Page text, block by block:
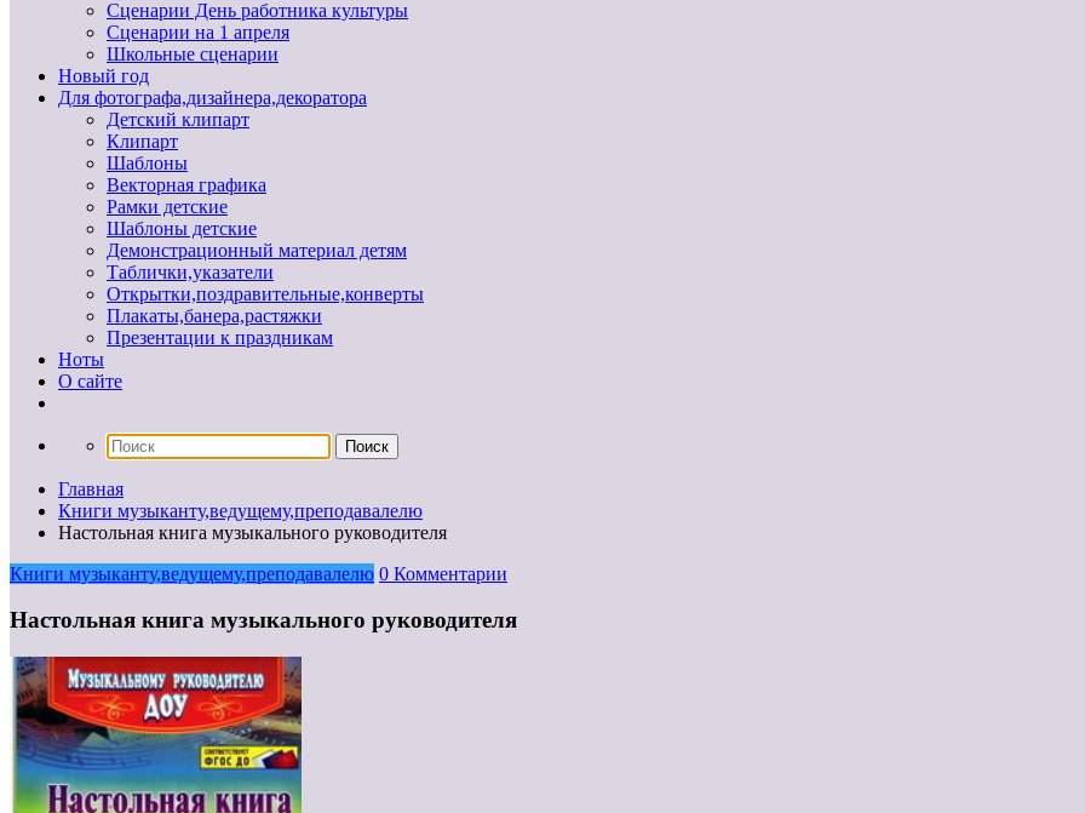
Сценарии День работника культуры
Сценарии на 1 апреля
Школьные сценарии
Новый год
Для фотографа,дизайнера,декоратора
Детский клипарт
Клипарт
Шаблоны
Векторная графика
Рамки детские
Шаблоны детские
Демонстрационный материал детям
Таблички,указатели
Открытки,поздравительные,конверты
Плакаты,банера,растяжки
Презентации к праздникам
Ноты
О сайте
Главная
Книги музыканту,ведущему,преподавалелю
Настольная книга музыкального руководителя
Книги музыканту,ведущему,преподавалелю 0 Комментарии
Настольная книга музыкального руководителя